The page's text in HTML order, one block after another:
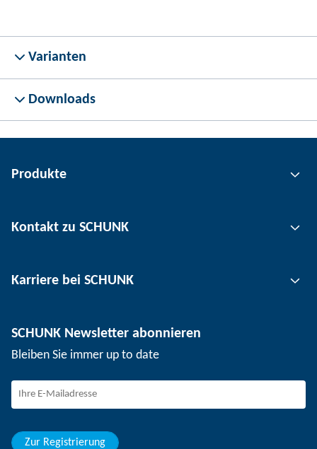
Varianten
Downloads
Produkte
Automatisierungstechnik
Werkstückspanntechnik
Kontakt zu SCHUNK
Standorte
Veranstaltungen
SCHUNK - Hinweisgebersystem
Karriere bei SCHUNK
Arbeiten bei SCHUNK
Berufserfahrene
Studierende
SCHUNK Newsletter abonnieren
Bleiben Sie immer up to date
Zur Registrierung